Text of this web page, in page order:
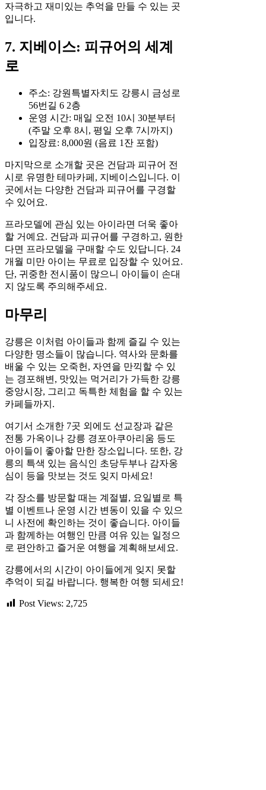
자극하고 재미있는 추억을 만들 수 있는 곳
입니다.
7. 지베이스: 피규어의 세계
로
주소: 강원특별자치도 강릉시 금성로
56번길 6 2층
운영 시간: 매일 오전 10시 30분부터
(주말 오후 8시, 평일 오후 7시까지)
입장료: 8,000원 (음료 1잔 포함)
마지막으로 소개할 곳은 건담과 피규어 전
시로 유명한 테마카페, 지베이스입니다. 이
곳에서는 다양한 건담과 피규어를 구경할
수 있어요.
프라모델에 관심 있는 아이라면 더욱 좋아
할 거예요. 건담과 피규어를 구경하고, 원한
다면 프라모델을 구매할 수도 있답니다. 24
개월 미만 아이는 무료로 입장할 수 있어요.
단, 귀중한 전시품이 많으니 아이들이 손대
지 않도록 주의해주세요.
마무리
강릉은 이처럼 아이들과 함께 즐길 수 있는
다양한 명소들이 많습니다. 역사와 문화를
배울 수 있는 오죽헌, 자연을 만끽할 수 있
는 경포해변, 맛있는 먹거리가 가득한 강릉
중앙시장, 그리고 독특한 체험을 할 수 있는
카페들까지.
여기서 소개한 7곳 외에도 선교장과 같은
전통 가옥이나 강릉 경포아쿠아리움 등도
아이들이 좋아할 만한 장소입니다. 또한, 강
릉의 특색 있는 음식인 초당두부나 감자옹
심이 등을 맛보는 것도 잊지 마세요!
각 장소를 방문할 때는 계절별, 요일별로 특
별 이벤트나 운영 시간 변동이 있을 수 있으
니 사전에 확인하는 것이 좋습니다. 아이들
과 함께하는 여행인 만큼 여유 있는 일정으
로 편안하고 즐거운 여행을 계획해보세요.
강릉에서의 시간이 아이들에게 잊지 못할
추억이 되길 바랍니다. 행복한 여행 되세요!
Post Views: 2,725